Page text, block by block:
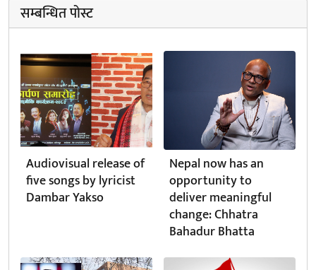
सम्बन्धित पोस्ट
Audiovisual release of
five songs by lyricist
Dambar Yakso
Nepal now has an
opportunity to
deliver meaningful
change: Chhatra
Bahadur Bhatta